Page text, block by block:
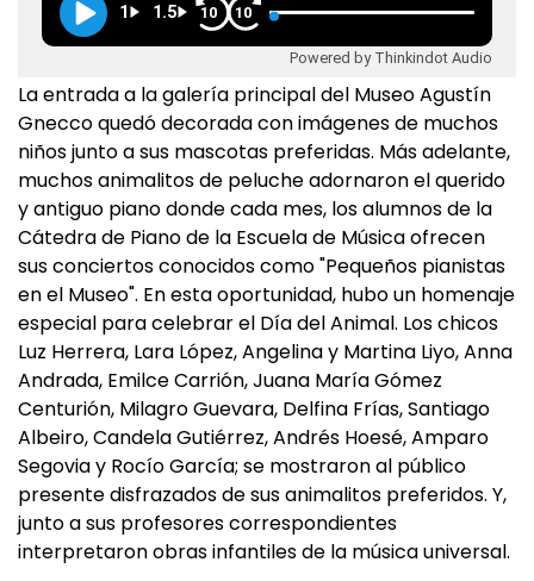
1 1.5 10 10
Powered by Thinkindot Audio
La entrada a la galería principal del Museo Agustín
Gnecco quedó decorada con imágenes de muchos
niños junto a sus mascotas preferidas. Más adelante,
muchos animalitos de peluche adornaron el querido
y antiguo piano donde cada mes, los alumnos de la
Cátedra de Piano de la Escuela de Música ofrecen
sus conciertos conocidos como "Pequeños pianistas
en el Museo". En esta oportunidad, hubo un homenaje
especial para celebrar el Día del Animal. Los chicos
Luz Herrera, Lara López, Angelina y Martina Liyo, Anna
Andrada, Emilce Carrión, Juana María Gómez
Centurión, Milagro Guevara, Delfina Frías, Santiago
Albeiro, Candela Gutiérrez, Andrés Hoesé, Amparo
Segovia y Rocío García; se mostraron al público
presente disfrazados de sus animalitos preferidos. Y,
junto a sus profesores correspondientes
interpretaron obras infantiles de la música universal.